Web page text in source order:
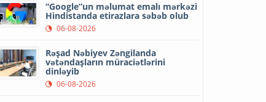
“Google”un məlumat emalı mərkəzi
Hindistanda etirazlara səbəb olub
06-08-2026
Rəşad Nəbiyev Zəngilanda
vətəndaşların müraciətlərini
dinləyib
06-08-2026